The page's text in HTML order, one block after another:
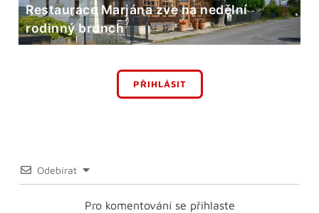
Restaurace Marjána zve na nedělní
rodinný brunch
PŘIHLÁSIT
Odebírat
Pro komentování se přihlaste